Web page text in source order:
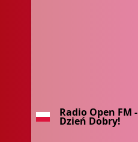
Radio Open FM -
Dzień Dobry!